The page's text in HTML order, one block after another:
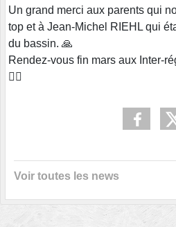
Un grand merci aux parents qui
top et à Jean-Michel RIEHL qui
du bassin. 🙏
Rendez-vous fin mars aux Inter-
🏊‍♀️
Voir toutes les news